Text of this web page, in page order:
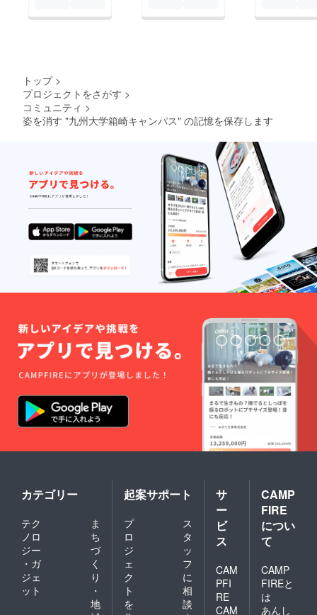
トップ >
プロジェクトをさがす >
コミュニティ >
姿を消す "九州大学箱崎キャンパス" の記憶を保存します
カテゴリー
テク
ノロ
ジー
・ガ
ジェ
ット
ま
ち
づ
く
り
・
地
起案サポート
プ
ロ
ジ
ェ
ク
ト
を
ス
タ
ッ
フ
に
相
談
サ
ー
ビ
ス
CAM
PFI
RE
CAM
CAMP
FIRE
につい
て
CAMP
FIREと
は
あんし